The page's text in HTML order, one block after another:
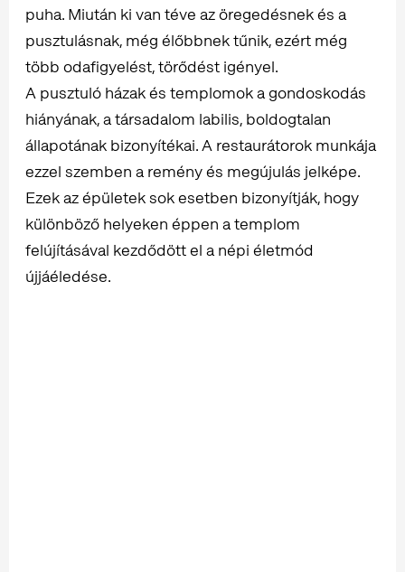
puha. Miután ki van téve az öregedésnek és a
pusztulásnak, még élőbbnek tűnik, ezért még
több odafigyelést, törődést igényel.
A pusztuló házak és templomok a gondoskodás
hiányának, a társadalom labilis, boldogtalan
állapotának bizonyítékai. A restaurátorok munkája
ezzel szemben a remény és megújulás jelképe.
Ezek az épületek sok esetben bizonyítják, hogy
különböző helyeken éppen a templom
felújításával kezdődött el a népi életmód
újjáéledése.